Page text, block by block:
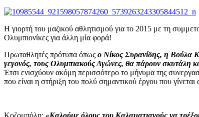
Η γιορτή του μαζικού αθλητισμού για το 2015 με τη
Ολυμπιονίκες για άλλη μία φορά!
Πρωταθλητές πρότυπα όπως ο Νίκος Συρανίδης, η Βούλα
γεγονός, τους Ολυμπιακούς Αγώνες, θα πάρουν σκυτάλη
Έτσι ενισχύουν ακόμη περισσότερο το μήνυμα της
που είναι η στήριξη του πολύ σημαντικού έργου που